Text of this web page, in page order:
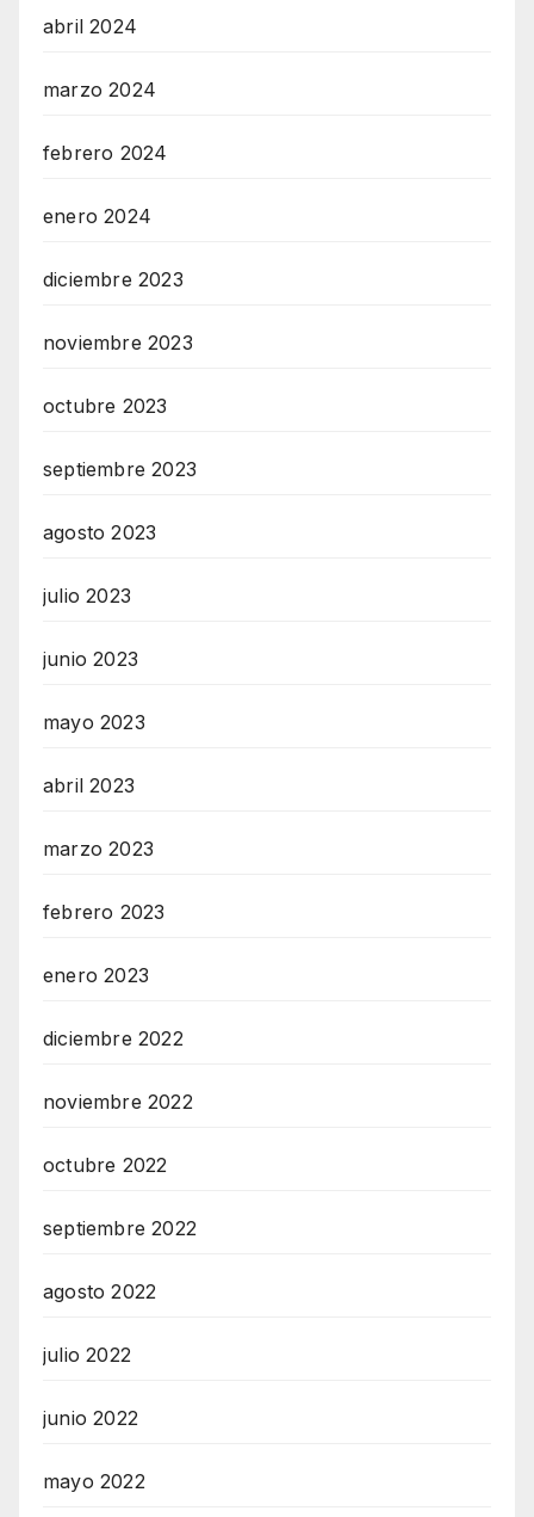
abril 2024
marzo 2024
febrero 2024
enero 2024
diciembre 2023
noviembre 2023
octubre 2023
septiembre 2023
agosto 2023
julio 2023
junio 2023
mayo 2023
abril 2023
marzo 2023
febrero 2023
enero 2023
diciembre 2022
noviembre 2022
octubre 2022
septiembre 2022
agosto 2022
julio 2022
junio 2022
mayo 2022